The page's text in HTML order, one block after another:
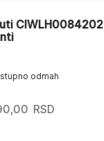
odmah
CIWLH0084202
RSD